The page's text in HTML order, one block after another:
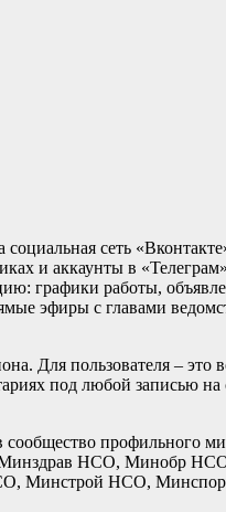
сеть
и аккаунты в
графики работы,
эфиры с главами
Для пользователя – это
под любой записью
профильного
Минздрав НСО,
Минстрой НСО,